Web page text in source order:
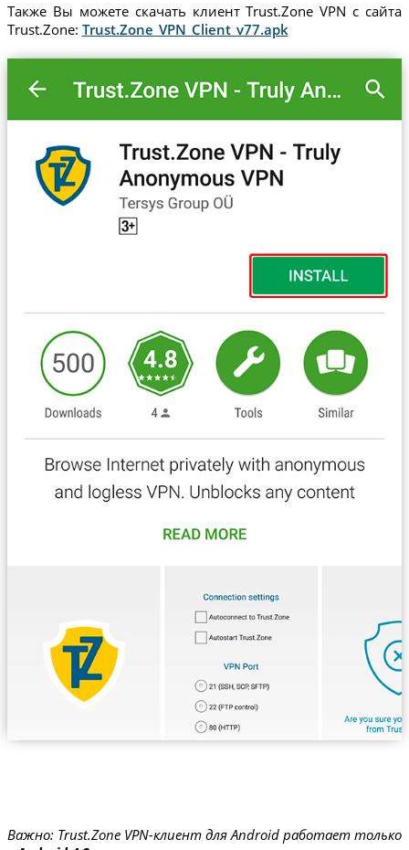
Также Вы можете скачать клиент Trust.Zone VPN с сайта
Trust.Zone: Trust.Zone_VPN_Client_v77.apk
Важно: Trust.Zone VPN-клиент для Android работает только